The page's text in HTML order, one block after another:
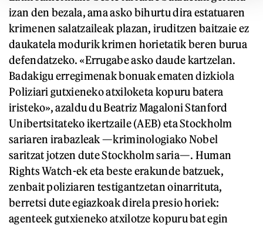
izan den bezala, ama asko bihurtu dira estatuaren
krimenen salatzaileak plazan, iruditzen baitzaie ez
daukatela modurik krimen horietatik beren burua
defendatzeko. «Errugabe asko daude kartzelan.
Badakigu erregimenak bonuak ematen dizkiola
Poliziari gutxieneko atxiloketa kopuru batera
iristeko», azaldu du Beatriz Magaloni Stanford
Unibertsitateko ikertzaile (AEB) eta Stockholm
sariaren irabazleak —kriminologiako Nobel
saritzat jotzen dute Stockholm saria—. Human
Rights Watch-ek eta beste erakunde batzuek,
zenbait poliziaren testigantzetan oinarrituta,
berretsi dute egiazkoak direla presio horiek:
agenteek gutxieneko atxilotze kopuru bat egin